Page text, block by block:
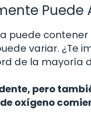
puede
variar.
de la
pero
oxígeno